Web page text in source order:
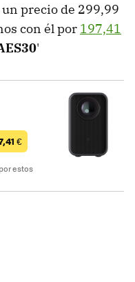
precio de 299,99
con él por 197,41
'
€
estos